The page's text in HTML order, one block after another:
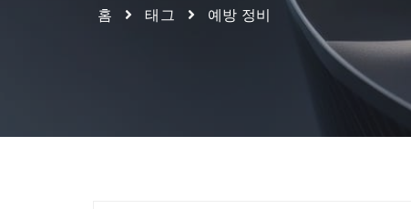
홈 태그 예방 정비